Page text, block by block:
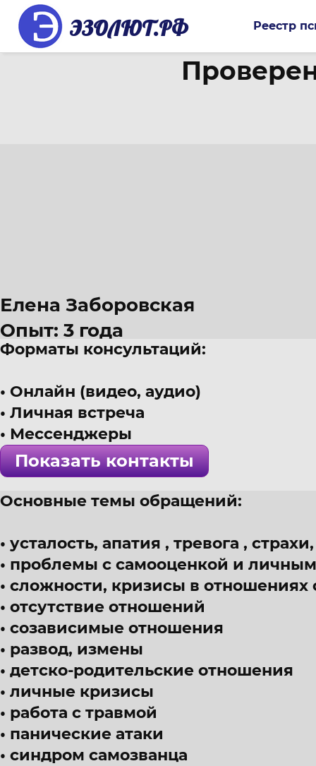
ЭЗОЛЮТ.РФ Реестр
Елена Заборовская
Опыт: 3 года
41 год
г. Калининград
Психолог, эмотолог,
! Специалист проверен >>>
Форматы консультаций:
Онлайн (видео, аудио)
Личная встреча
Мессенджеры
Показать контакты
Основные темы обращений:
усталость, апатия , тревога ,
проблемы с самооценкой и
сложности, кризисы в отношениях
отсутствие отношений
созависимые отношения
развод, измены
детско-родительские отношения
личные кризисы
работа с травмой
панические атаки
синдром самозванца